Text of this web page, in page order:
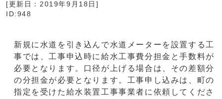
[更新日： 2019年9月18日 ]
ID:948
新規に水道を引き込んで水道メーターを設置する工
事では、工事申込時に給水工事費分担金と手数料が
必要となります。口径が上げる場合は、その差額分
の分担金が必要となります。工事申し込みは、町の
指定を受けた給水装置工事事業者に依頼してくださ